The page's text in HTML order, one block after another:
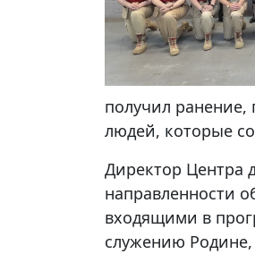
получил ранение,
людей, которые
Директор Центра
направленности
входящими в
служению Родине,